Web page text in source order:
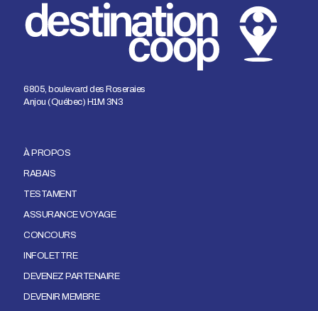
6805, boulevard des Roseraies
Anjou (Québec) H1M 3N3
À PROPOS
RABAIS
TESTAMENT
ASSURANCE VOYAGE
CONCOURS
INFOLETTRE
DEVENEZ PARTENAIRE
DEVENIR MEMBRE